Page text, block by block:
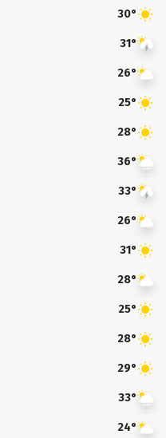
30°
31°
26°
25°
28°
36°
33°
26°
31°
28°
25°
28°
29°
33°
24°